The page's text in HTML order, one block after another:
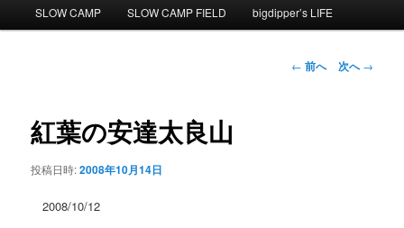
メ
コ
ン
テ
SLOW CAMP SLOW CAMP FIELD bigdipper’s LIFE
投
← 前へ 次へ→
紅葉の安達太良山
投稿日時:2008年10月14日
2008/10/12